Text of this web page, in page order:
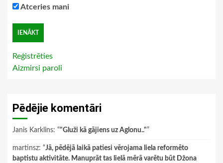
Atceries mani
Reģistrēties
Aizmirsi paroli
Pēdējie komentāri
Janis Karklins: “"Gluži kā gājiens uz Aglonu.."”
martinsz: “Jā, pēdējā laikā patiesi vērojama liela reformēto
baptistu aktivitāte. Manuprāt tas lielā mērā varētu būt Džona